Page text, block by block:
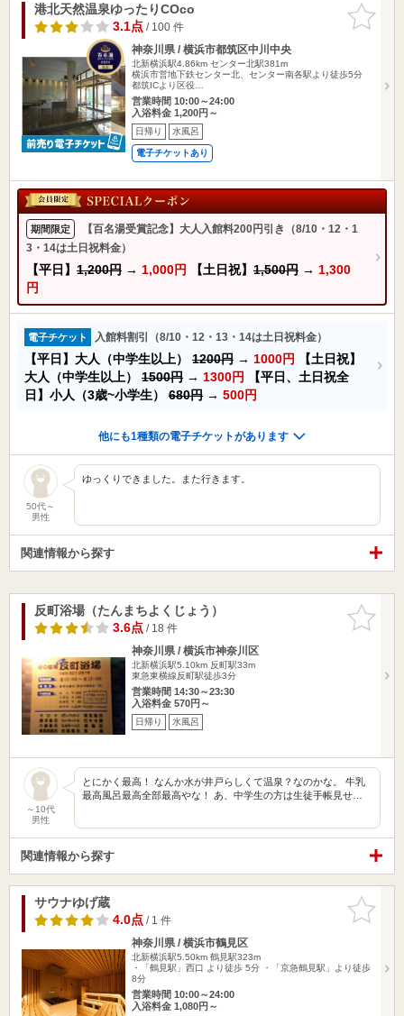
お気に入
りに追加
港北天然温泉ゆったりCOco
3.1点/ 100 件
神奈川県 / 横浜市都筑区中川中央
北新横浜駅4.86km センター北駅381m
横浜市営地下鉄センター北、センター南各駅より徒歩5分
都筑ICより区役…
営業時間 10:00～24:00
入浴料金 1,200円～
日帰り 水風呂
電子チケットあり
期間限定
【百名湯受賞記念】大人入館料200円引き（8/10・12・1
3・14は土日祝料金）
【平日】 1,200円 → 1,000円 【土日祝】 1,500円 → 1,300
円
電子チケット 入館料割引（8/10・12・13・14は土日祝料金）
【平日】大人（中学生以上） 1200円 → 1000円
【土日祝】
大人（中学生以上） 1500円 → 1300円
【平日、土日祝全
日】小人（3歳~小学生） 680円 → 500円
他にも1種類の電子チケットがあります
50代～
男性
ゆっくりできました。また行きます。
関連情報から探す
お気に入
りに追加
反町浴場（たんまちよくじょう）
3.6点/ 18 件
神奈川県 / 横浜市神奈川区
北新横浜駅5.10km 反町駅33m
東急東横線反町駅徒歩3分
営業時間 14:30～23:30
入浴料金 570円～
日帰り 水風呂
～10代
男性
とにかく最高！ なんか水が井戸らしくて温泉？なのかな。 牛乳
最高風呂最高全部最高やな！ あ、中学生の方は生徒手帳見せ…
関連情報から探す
お気に入
りに追加
サウナゆげ蔵
4.0点/ 1 件
神奈川県 / 横浜市鶴見区
北新横浜駅5.50km 鶴見駅323m
・「鶴見駅」西口 より徒歩 5分 ・「京急鶴見駅」より徒歩
8分
営業時間 10:00～24:00
入浴料金 1,080円～